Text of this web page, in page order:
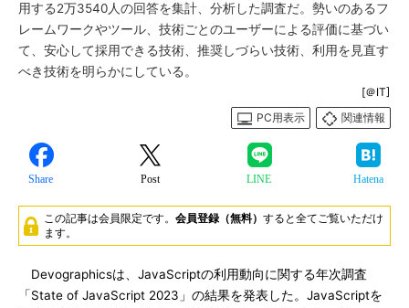
用する2万3540人の回答を集計、分析した調査だ。勢いのあるフ
レームワークやツール、技術ごとのユーザーによる評価に基づい
て、安心して採用できる技術、推奨しづらい技術、利用を見直す
べき技術を明らかにしている。
[＠IT]
PC用表示
関連情報
Share Post LINE Hatena
この記事は会員限定です。 会員登録（無料） すると全てご覧いただけ
ます。
Devographicsは、JavaScriptの利用動向に関する年次調査
「State of JavaScript 2023」の結果を発表した。JavaScriptを